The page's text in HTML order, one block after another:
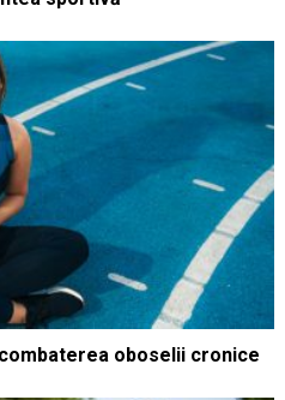
oboselii cronice